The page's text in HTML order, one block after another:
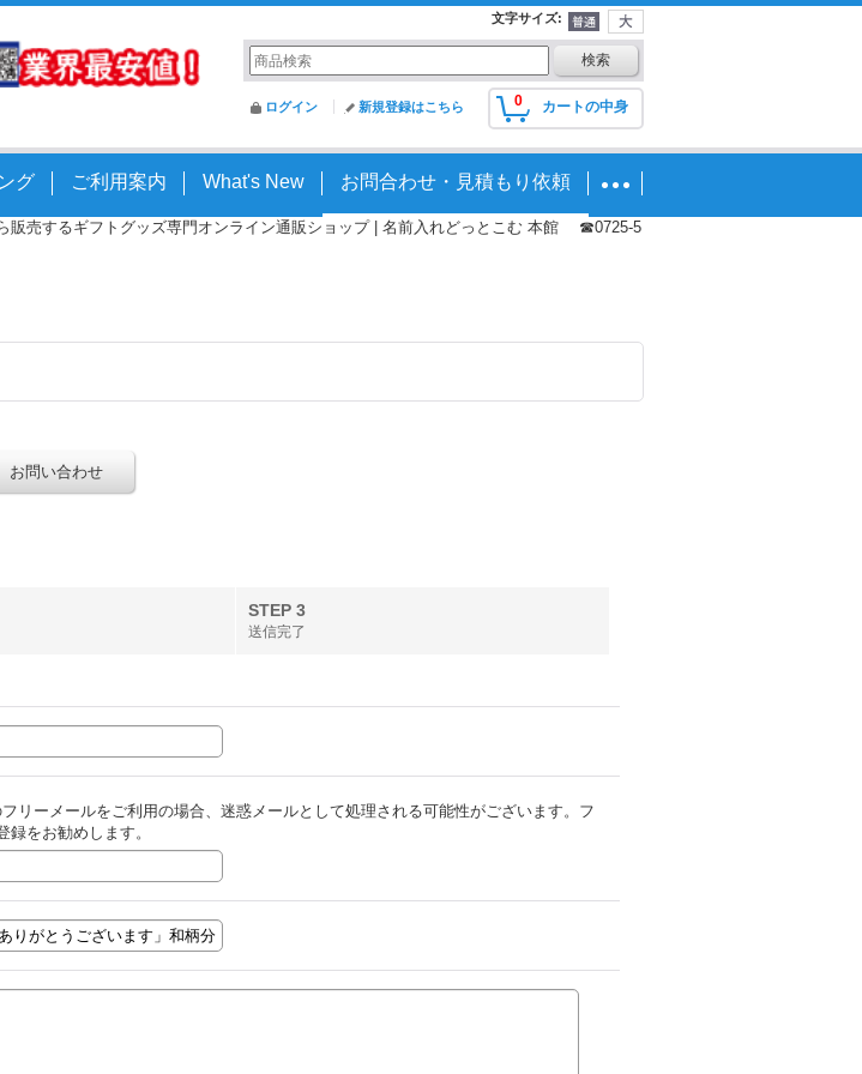
文字サイズ:
0 カートの中身
ログイン 新規登録はこちら
グ ご利用案内 What's New お問合わせ・見積もり依頼
販売するギフトグッズ専門オンライン通販ショップ | 名前入れどっとこむ 本館 ☎0725-5
お問い合わせ
STEP 3
送信完了
リーメールをご利用の場合、迷惑メールとして処理される可能性がございます。フ
録をお勧めします。